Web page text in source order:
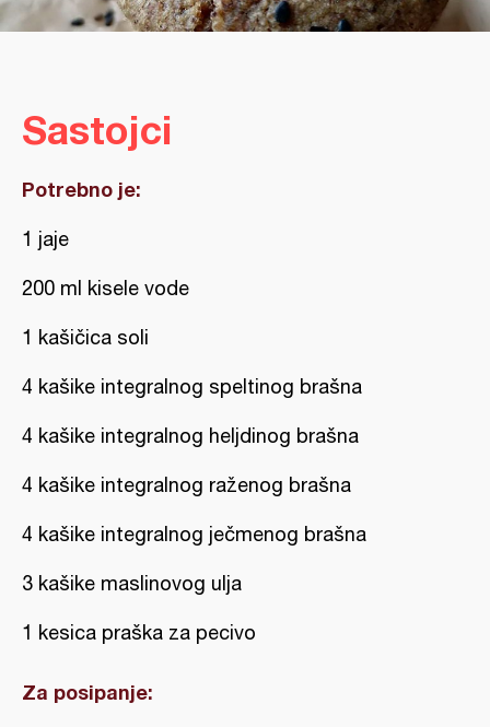
Sastojci
Potrebno je:
1 jaje
200 ml kisele vode
1 kašičica soli
4 kašike integralnog speltinog brašna
4 kašike integralnog heljdinog brašna
4 kašike integralnog raženog brašna
4 kašike integralnog ječmenog brašna
3 kašike maslinovog ulja
1 kesica praška za pecivo
Za posipanje: